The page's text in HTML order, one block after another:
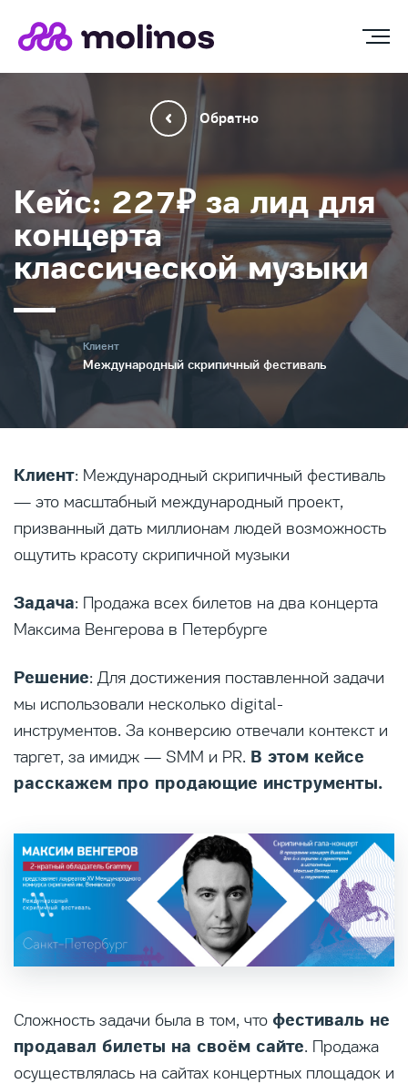
Обратно
Кейс: 227₽ за лид для
концерта
классической музыки
Клиент
Международный скрипичный фестиваль
Клиент: Международный скрипичный фестиваль
— это масштабный международный проект,
призванный дать миллионам людей возможность
ощутить красоту скрипичной музыки
Задача: Продажа всех билетов на два концерта
Максима Венгерова в Петербурге
Решение: Для достижения поставленной задачи
мы использовали несколько digital-
инструментов. За конверсию отвечали контекст и
таргет, за имидж — SMM и PR. В этом кейсе
расскажем про продающие инструменты.
Сложность задачи была в том, что фестиваль не
продавал билеты на своём сайте. Продажа
осуществлялась на сайтах концертных площадок и